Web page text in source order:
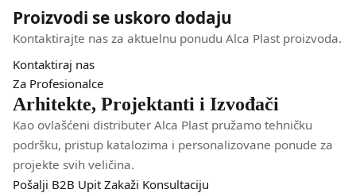
Proizvodi se uskoro dodaju
Kontaktirajte nas za aktuelnu ponudu Alca Plast proizvoda.
Kontaktiraj nas
Za Profesionalce
Arhitekte, Projektanti i Izvođači
Kao ovlašćeni distributer Alca Plast pružamo tehničku
podršku, pristup katalozima i personalizovane ponude za
projekte svih veličina.
Pošalji B2B Upit Zakaži Konsultaciju